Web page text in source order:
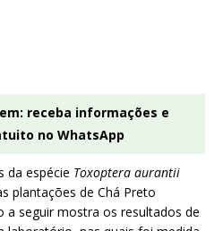
receba informações e
no WhatsApp
da espécie Toxoptera aurantii
plantações de Chá Preto
a seguir mostra os resultados de